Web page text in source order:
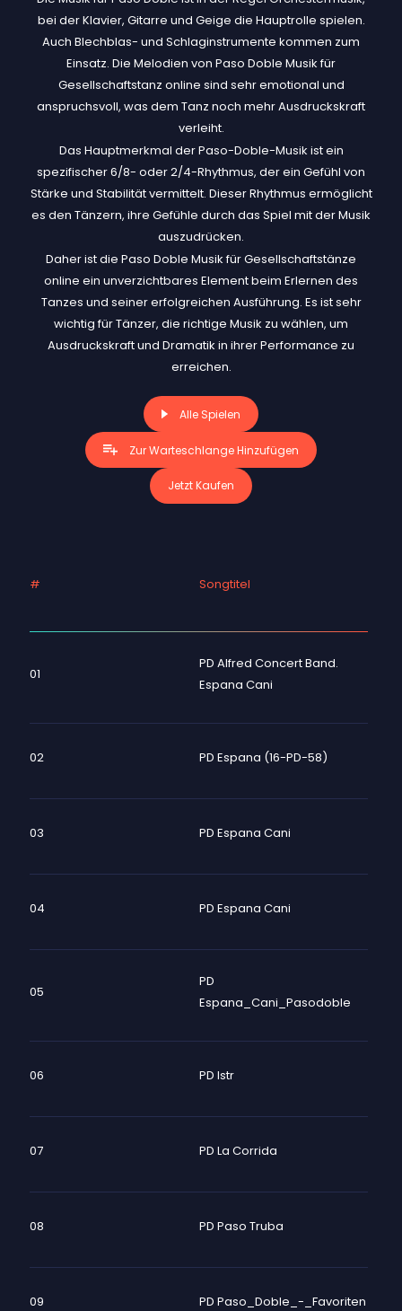
bei der Klavier, Gitarre und Geige die Hauptrolle spielen.
Auch Blechblas- und Schlaginstrumente kommen zum
Einsatz. Die Melodien von Paso Doble Musik für
Gesellschaftstanz online sind sehr emotional und
anspruchsvoll, was dem Tanz noch mehr Ausdruckskraft
verleiht.
Das Hauptmerkmal der Paso-Doble-Musik ist ein
spezifischer 6/8- oder 2/4-Rhythmus, der ein Gefühl von
Stärke und Stabilität vermittelt. Dieser Rhythmus ermöglicht
es den Tänzern, ihre Gefühle durch das Spiel mit der Musik
auszudrücken.
Daher ist die Paso Doble Musik für Gesellschaftstänze
online ein unverzichtbares Element beim Erlernen des
Tanzes und seiner erfolgreichen Ausführung. Es ist sehr
wichtig für Tänzer, die richtige Musik zu wählen, um
Ausdruckskraft und Dramatik in ihrer Performance zu
erreichen.
Alle Spielen
Zur Warteschlange Hinzufügen
Jetzt Kaufen
# Songtitel
01
PD Alfred Concert Band.
Espana Cani
02 PD Espana (16-PD-58)
03 PD Espana Cani
04 PD Espana Cani
05
PD
Espana_Cani_Pasodoble
06 PD Istr
07 PD La Corrida
08 PD Paso Truba
09 PD Paso_Doble_-_Favoriten